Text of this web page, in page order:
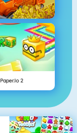
Paper.io 2